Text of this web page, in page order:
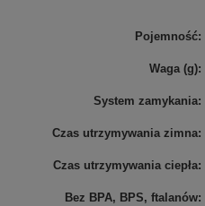
Pojemność
Waga (g)
System zamykania
Czas utrzymywania zimna
Czas utrzymywania ciepła
Bez BPA, BPS, ftalanów